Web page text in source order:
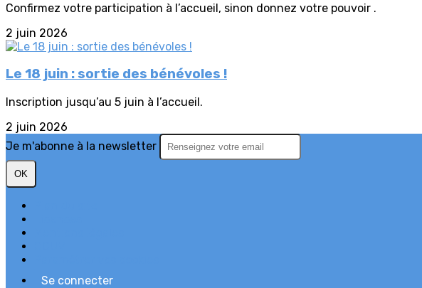
Confirmez votre participation à l’accueil, sinon donnez votre pouvoir .
2 juin 2026
Le 18 juin : sortie des bénévoles !
Inscription jusqu’au 5 juin à l’accueil.
2 juin 2026
Je m'abonne à la newsletter
OK
Se connecter